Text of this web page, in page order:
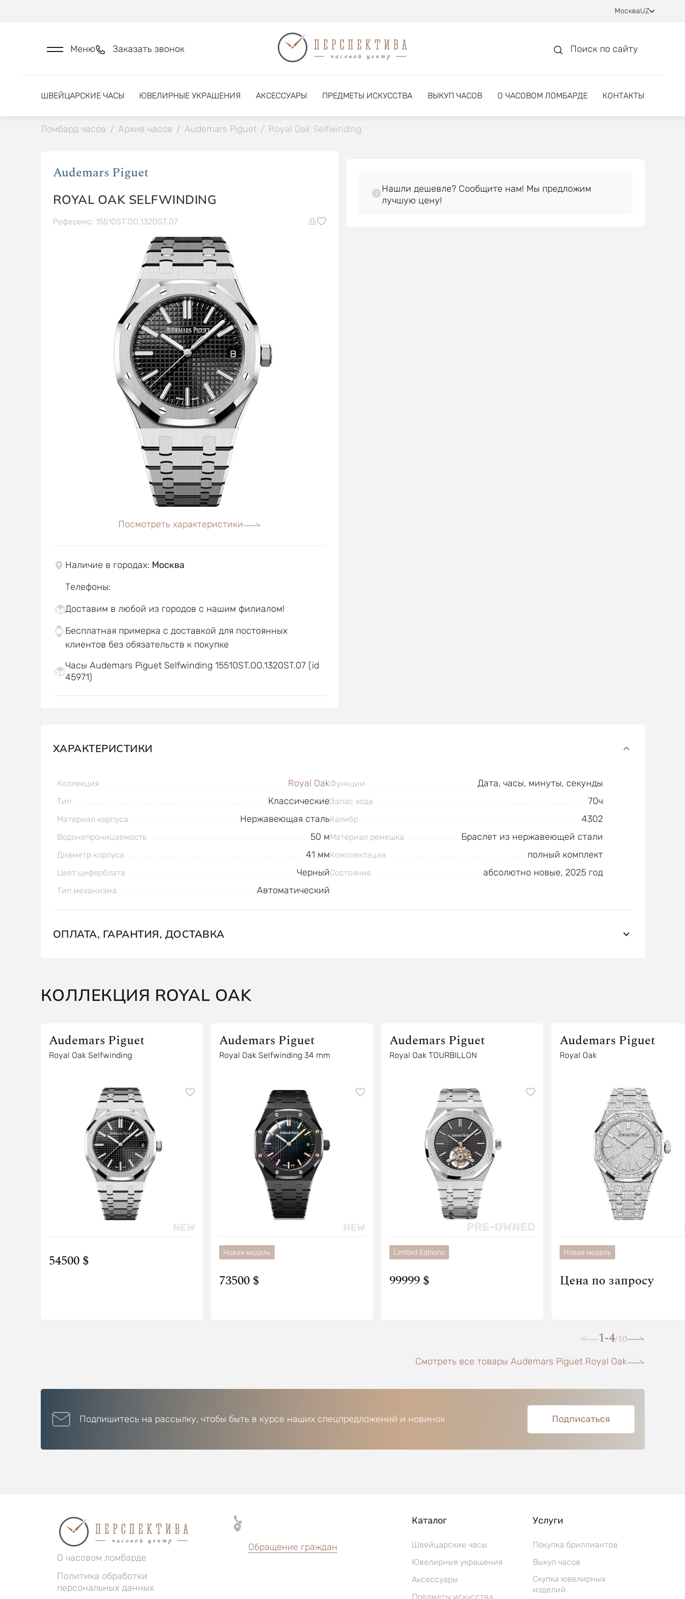
МоскваUZ
Меню Заказать звонок Поиск по сайту
ШВЕЙЦАРСКИЕ ЧАСЫ ЮВЕЛИРНЫЕ УКРАШЕНИЯ АКСЕССУАРЫ ПРЕДМЕТЫ ИСКУССТВА ВЫКУП ЧАСОВ О ЧАСОВОМ ЛОМБАРДЕ КОНТАКТЫ
Ломбард часов / Архив часов / Audemars Piguet / Royal Oak Selfwinding
Audemars Piguet
ROYAL OAK SELFWINDING
Референс: 15510ST.OO.1320ST.07
Посмотреть характеристики
Наличие в городах: Москва
Телефоны:
Доставим в любой из городов с нашим филиалом!
Бесплатная примерка с доставкой для постоянных
клиентов без обязательств к покупке
Часы Audemars Piguet Selfwinding 15510ST.OO.1320ST.07 (id
45971)
Нашли дешевле? Сообщите нам! Мы предложим
ХАРАКТЕРИСТИКИ
Коллекция Royal Oak
Тип Классические
Материал корпуса Нержавеющая сталь
Водонепроницаемость 50 м
Диаметр корпуса 41 мм
Цвет циферблата Черный
Тип механизма Автоматический
Функции Дата, часы, минуты, секунды
Запас хода 70ч
Калибр 4302
Материал ремешка Браслет из нержавеющей стали
Комплектация полный комплект
Состояние абсолютно новые, 2025 год
ОПЛАТА, ГАРАНТИЯ, ДОСТАВКА
КОЛЛЕКЦИЯ ROYAL OAK
Audemars Piguet
Royal Oak Selfwinding
54500 $
Audemars Piguet
Royal Oak Selfwinding 34 mm
Новая модель
73500 $
Audemars Piguet
Royal Oak TOURBILLON
Limited Editions
99999 $
Audemars Piguet
Royal Oak
Новая модель
Цена по запросу
1-4/10
Смотреть все товары Audemars Piguet Royal Oak
Подпишитесь на рассылку, чтобы быть в курсе наших спецпредложений и новинок Подписаться
О часовом ломбарде
Политика обработки
персональных данных
Обращение граждан
Каталог
Швейцарские часы
Ювелирные украшения
Аксессуары
Предметы искусства
Услуги
Покупка бриллиантов
Выкуп часов
Скупка ювелирных
изделий